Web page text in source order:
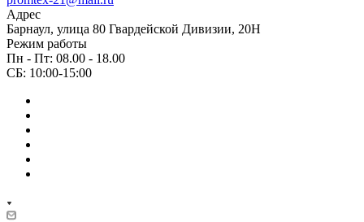
Адрес
Барнаул, улица 80 Гвардейской Дивизии, 20Н
Режим работы
Пн - Пт: 08.00 - 18.00
СБ: 10:00-15:00